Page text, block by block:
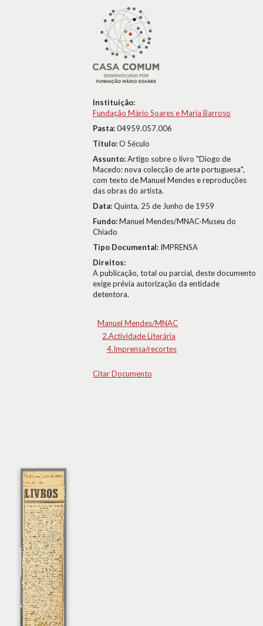
Instituição:
Fundação Mário Soares e Maria Barroso
Pasta:04959.057.006
Título:O Século
Assunto:Artigo sobre o livro "Diogo de
Macedo: nova colecção de arte portuguesa",
com texto de Manuel Mendes e reproduções
das obras do artista.
Data:Quinta, 25 de Junho de 1959
Fundo:Manuel Mendes/MNAC-Museu do
Chiado
Tipo Documental: IMPRENSA
Direitos:
A publicação, total ou parcial, deste documento
exige prévia autorização da entidade
detentora.
Manuel Mendes/MNAC
2.Actividade Literária
4.Imprensa/recortes
Citar Documento